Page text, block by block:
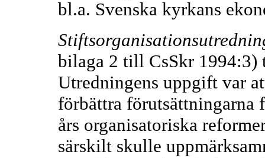
bl.a. Svenska kyrkans
bilaga 2 till CsSkr 1994:3)
Utredningens uppgift var
förbättra
års organisatoriska
särskilt skulle